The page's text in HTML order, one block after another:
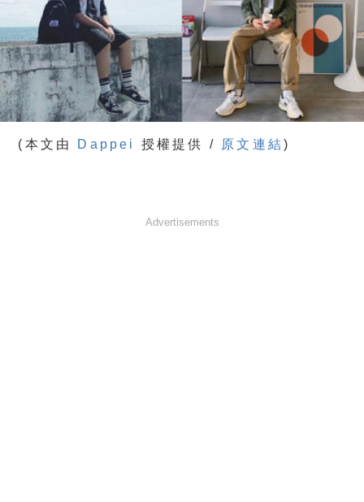
(本文由 Dappei 授權提供 / 原文連結)
Advertisements